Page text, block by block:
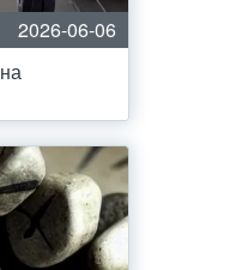
2026-06-06